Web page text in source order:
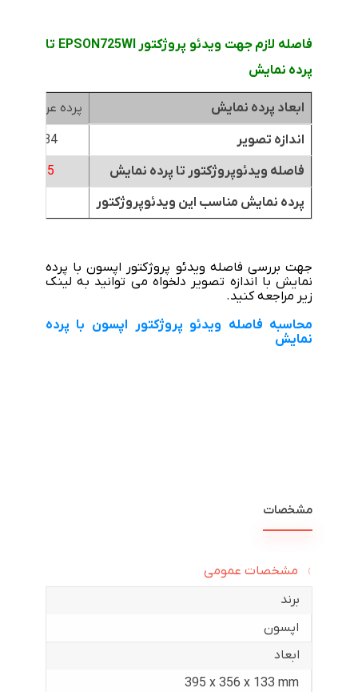
فاصله لازم جهت ویدئو پروژکتور EPSON725WI تا
پرده نمایش
ابعاد پرده نمایش
پرده عرض 1.8متر
اندازه تصویر
84 اینچ
فاصله ویدئوپروژکتور تا پرده نمایش
پرده نمایش مناسب این ویدئوپروژکتور
جهت بررسی فاصله ویدئو پروژکتور اپسون با پرده
نمایش با اندازه تصویر دلخواه می توانید به لینک
زیر مراجعه کنید.
محاسبه فاصله ویدئو پروژکتور اپسون با پرده
نمایش
مشخصات
مشخصات عمومی
برند
اپسون
ابعاد
395‎ x 356 x 133 mm